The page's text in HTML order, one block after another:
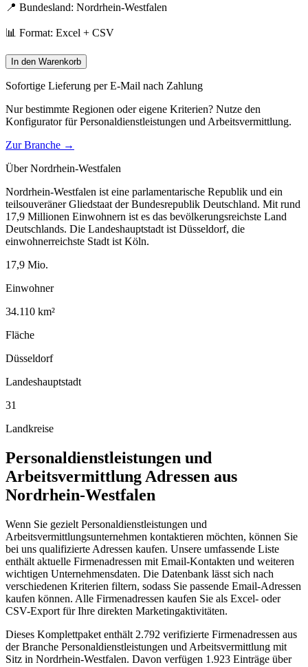
📍 Bundesland: Nordrhein-Westfalen
📊 Format: Excel + CSV
In den Warenkorb
Sofortige Lieferung per E-Mail nach Zahlung
Nur bestimmte Regionen oder eigene Kriterien? Nutze den
Konfigurator fürPersonaldienstleistungen und Arbeitsvermittlung.
Zur Branche →
ÜberNordrhein-Westfalen
Nordrhein-Westfalen ist eine parlamentarische Republik und ein
teilsouveräner Gliedstaat der Bundesrepublik Deutschland. Mit rund
17,9 Millionen Einwohnern ist es das bevölkerungsreichste Land
Deutschlands. Die Landeshauptstadt ist Düsseldorf, die
einwohnerreichste Stadt ist Köln.
17,9 Mio.
Einwohner
34.110 km²
Fläche
Düsseldorf
Landeshauptstadt
31
Landkreise
Personaldienstleistungen und
Arbeitsvermittlung Adressen aus
Nordrhein-Westfalen
Wenn Sie gezielt Personaldienstleistungen und
Arbeitsvermittlungsunternehmen kontaktieren möchten, können Sie
bei uns qualifizierte Adressen kaufen. Unsere umfassende Liste
enthält aktuelle Firmenadressen mit Email-Kontakten und weiteren
wichtigen Unternehmensdaten. Die Datenbank lässt sich nach
verschiedenen Kriterien filtern, sodass Sie passende Email-Adressen
kaufen können. Alle Firmenadressen kaufen Sie als Excel- oder
CSV-Export für Ihre direkten Marketingaktivitäten.
Dieses Komplettpaket enthält 2.792 verifizierte Firmenadressen aus
der Branche Personaldienstleistungen und Arbeitsvermittlung mit
Sitz in Nordrhein-Westfalen. Davon verfügen 1.923 Einträge über